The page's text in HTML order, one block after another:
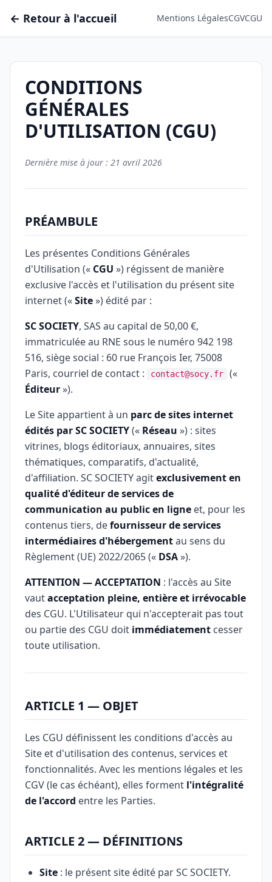
← Retour à l'accueil Mentions LégalesCGVCGU
CONDITIONS
GÉNÉRALES
D'UTILISATION (CGU)
Dernière mise à jour : 21 avril 2026
PRÉAMBULE
Les présentes Conditions Générales
d'Utilisation (« CGU ») régissent de manière
exclusive l'accès et l'utilisation du présent site
internet («Site») édité par :
SC SOCIETY, SAS au capital de 50,00 €,
immatriculée au RNE sous le numéro 942 198
516, siège social : 60 rue François Ier, 75008
Paris, courriel de contact :
contact@socy.fr
(«
Éditeur»).
Le Site appartient à un parc de sites internet
édités par SC SOCIETY(« Réseau ») : sites
vitrines, blogs éditoriaux, annuaires, sites
thématiques, comparatifs, d'actualité,
d'affiliation. SC SOCIETY agitexclusivement en
qualité d'éditeur de services de
communication au public en ligne et, pour les
contenus tiers, defournisseur de services
intermédiaires d'hébergementau sens du
Règlement (UE) 2022/2065 (« DSA»).
ATTENTION — ACCEPTATION : l'accès au Site
vautacceptation pleine, entière et irrévocable
des CGU. L'Utilisateur qui n'accepterait pas tout
ou partie des CGU doit immédiatement cesser
toute utilisation.
ARTICLE 1 — OBJET
Les CGU définissent les conditions d'accès au
Site et d'utilisation des contenus, services et
fonctionnalités. Avec les mentions légales et les
CGV (le cas échéant), elles forment l'intégralité
de l'accord entre les Parties.
ARTICLE 2 — DÉFINITIONS
Site : le présent site édité par SC SOCIETY.